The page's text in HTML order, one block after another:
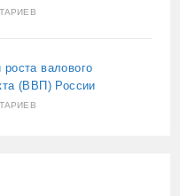
валового
(ВВП) России